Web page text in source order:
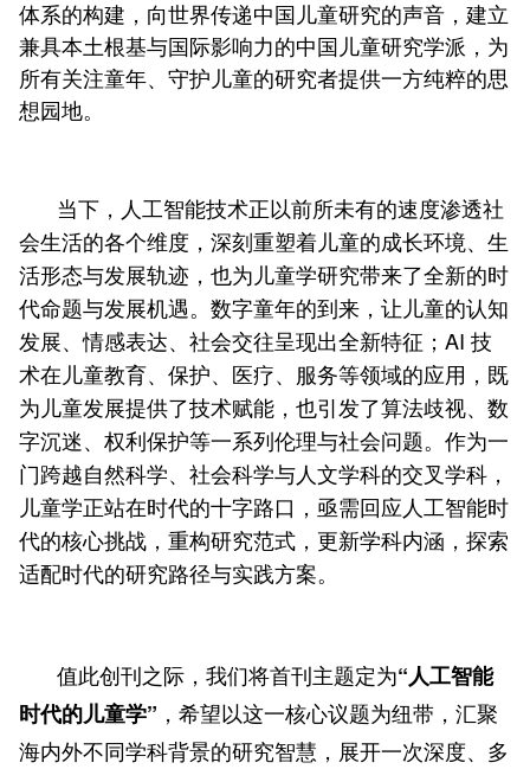
体系的构建，向世界传递中国儿童研究的声音，建立
兼具本土根基与国际影响力的中国儿童研究学派，为
所有关注童年、守护儿童的研究者提供一方纯粹的思
想园地。
当下，人工智能技术正以前所未有的速度渗透社
会生活的各个维度，深刻重塑着儿童的成长环境、生
活形态与发展轨迹，也为儿童学研究带来了全新的时
代命题与发展机遇。数字童年的到来，让儿童的认知
发展、情感表达、社会交往呈现出全新特征；AI 技
术在儿童教育、保护、医疗、服务等领域的应用，既
为儿童发展提供了技术赋能，也引发了算法歧视、数
字沉迷、权利保护等一系列伦理与社会问题。作为一
门跨越自然科学、社会科学与人文学科的交叉学科，
儿童学正站在时代的十字路口，亟需回应人工智能时
代的核心挑战，重构研究范式，更新学科内涵，探索
适配时代的研究路径与实践方案。
值此创刊之际，我们将首刊主题定为“人工智能
时代的儿童学” ，希望以这一核心议题为纽带，汇聚
海内外不同学科背景的研究智慧，展开一次深度、多